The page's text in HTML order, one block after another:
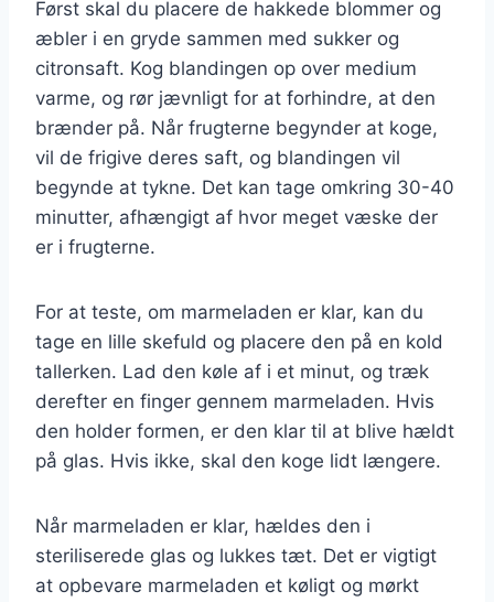
Først skal du placere de hakkede blommer og
æbler i en gryde sammen med sukker og
citronsaft. Kog blandingen op over medium
varme, og rør jævnligt for at forhindre, at den
brænder på. Når frugterne begynder at koge,
vil de frigive deres saft, og blandingen vil
begynde at tykne. Det kan tage omkring 30-40
minutter, afhængigt af hvor meget væske der
er i frugterne.
For at teste, om marmeladen er klar, kan du
tage en lille skefuld og placere den på en kold
tallerken. Lad den køle af i et minut, og træk
derefter en finger gennem marmeladen. Hvis
den holder formen, er den klar til at blive hældt
på glas. Hvis ikke, skal den koge lidt længere.
Når marmeladen er klar, hældes den i
steriliserede glas og lukkes tæt. Det er vigtigt
at opbevare marmeladen et køligt og mørkt